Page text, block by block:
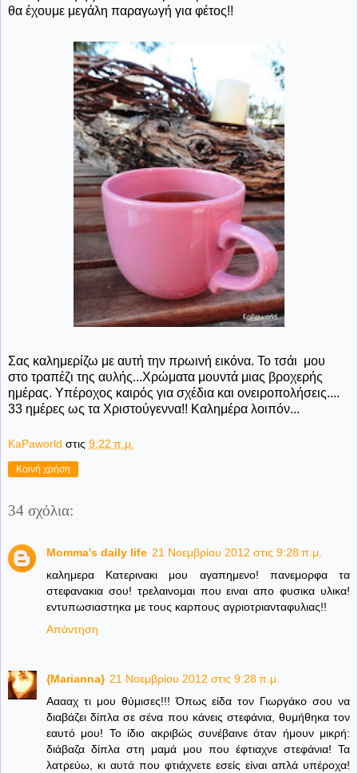
θα έχουμε μεγάλη παραγωγή για φέτος!!
Σας καλημερίζω με αυτή την πρωινή εικόνα. Το τσάι μου
στο τραπέζι της αυλής...Χρώματα μουντά μιας βροχερής
ημέρας. Υπέροχος καιρός για σχέδια και ονειροπολήσεις....
33 ημέρες ως τα Χριστούγεννα!! Καλημέρα λοιπόν...
KaPaworld στις 9:22 π.μ.
Κοινή χρήση
34 σχόλια:
Momma's daily life 21 Νοεμβρίου 2012 στις 9:28 π.μ.
καλημερα Κατερινακι μου αγαπημενο! πανεμορφα τα
στεφανακια σου! τρελαινομαι που ειναι απο φυσικα υλικα!
εντυπωσιαστηκα με τους καρπους αγριοτριανταφυλιας!!
Απάντηση
{Marianna} 21 Νοεμβρίου 2012 στις 9:28 π.μ.
Ααααχ τι μου θύμισες!!! Όπως είδα τον Γιωργάκο σου να
διαβάζει δίπλα σε σένα που κάνεις στεφάνια, θυμήθηκα τον
εαυτό μου! Το ίδιο ακριβώς συνέβαινε όταν ήμουν μικρή:
διάβαζα δίπλα στη μαμά μου που έφτιαχνε στεφάνια! Τα
λατρεύω, κι αυτά που φτιάχνετε εσείς είναι απλά υπέροχα!